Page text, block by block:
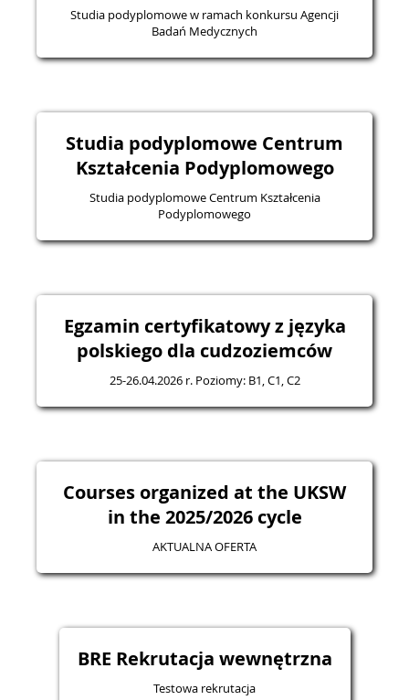
Studia podyplomowe w ramach konkursu Agencji
Badań Medycznych
Studia podyplomowe Centrum
Kształcenia Podyplomowego
Studia podyplomowe Centrum Kształcenia
Podyplomowego
Egzamin certyfikatowy z języka
polskiego dla cudzoziemców
25-26.04.2026 r. Poziomy: B1, C1, C2
Courses organized at the UKSW
in the 2025/2026 cycle
AKTUALNA OFERTA
BRE Rekrutacja wewnętrzna
Testowa rekrutacja